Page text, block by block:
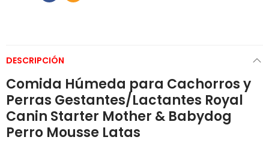
DESCRIPCIÓN
Comida Húmeda para Cachorros y
Perras Gestantes/Lactantes Royal
Canin Starter Mother & Babydog
Perro Mousse Latas